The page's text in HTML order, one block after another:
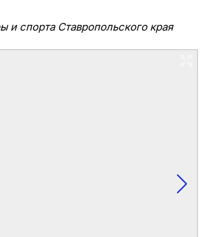
и спорта Ставропольского края